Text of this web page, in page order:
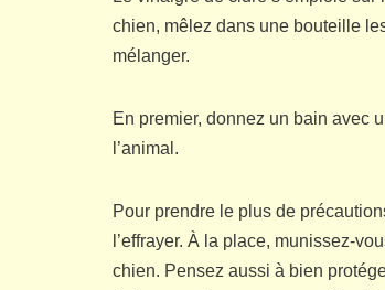
chien, mêlez dans une bouteille
mélanger.
En premier, donnez un bain avec
l’animal.
Pour prendre le plus de
l’effrayer. À la place, munissez-
chien. Pensez aussi à bien